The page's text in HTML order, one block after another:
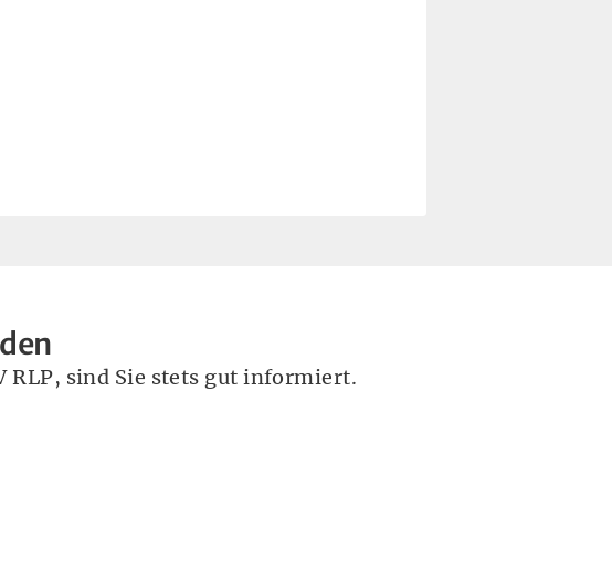
RLP, sind Sie stets gut informiert.